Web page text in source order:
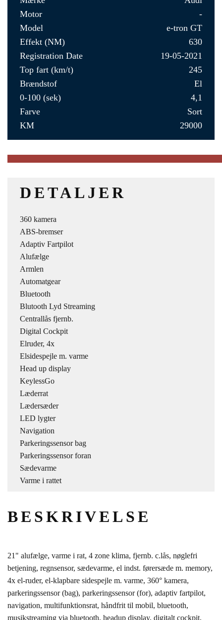
Motor
-
Model
e-tron GT
Effekt (NM)
630
Registration Date
19-05-2021
Top fart (km/t)
245
Brændstof
El
0-100 (sek)
4,1
Farve
Sort
KM
29000
DETALJER
360 kamera
ABS-bremser
Adaptiv Fartpilot
Alufælge
Armlen
Automatgear
Bluetooth
Blutooth Lyd Streaming
Centrallås fjernb.
Digital Cockpit
Elruder, 4x
Elsidespejle m. varme
Head up display
KeylessGo
Læderrat
Lædersæder
LED lygter
Navigation
Parkeringssensor bag
Parkeringssensor foran
Sædevarme
Varme i rattet
BESKRIVELSE
21" alufælge, varme i rat, 4 zone klima, fjernb. c.lås, nøglefri
betjening, regnsensor, sædevarme, el indst. førersæde m. memory,
4x el-ruder, el-klapbare sidespejle m. varme, 360° kamera,
parkeringssensor (bag), parkeringssensor (for), adaptiv fartpilot,
navigation, multifunktionsrat, håndfrit til mobil, bluetooth,
musikstreaming via bluetooth, headup display, digitalt cockpit,